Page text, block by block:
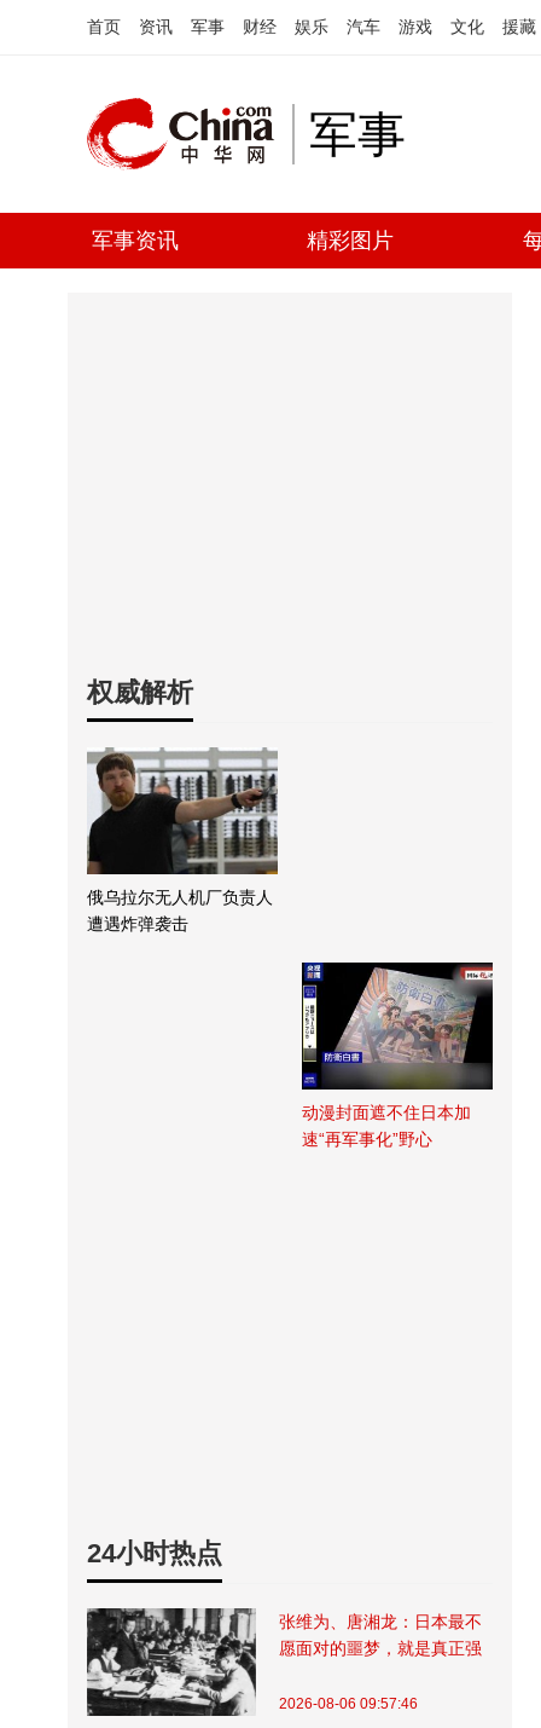
首页 资讯 军事 财经 娱乐 汽车 游戏 文化 援藏
军事
军事资讯 精彩图片
权威解析
俄乌拉尔无人机厂负责人
遭遇炸弹袭击
动漫封面遮不住日本加
速“再军事化”野心
24小时热点
张维为、唐湘龙：日本最不
愿面对的噩梦，就是真正强
2026-08-06 09:57:46